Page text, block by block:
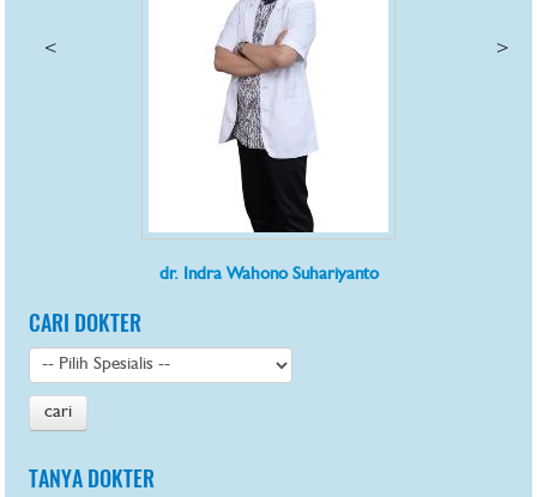
dr. Indra Wahono Suhariyanto
< >
CARI DOKTER
TANYA DOKTER